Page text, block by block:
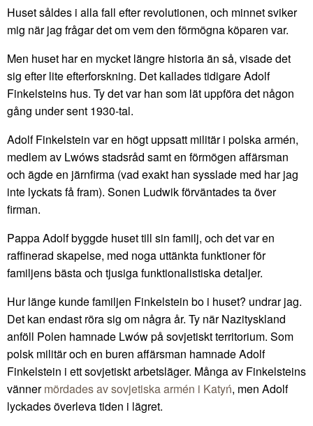
Huset såldes i alla fall efter revolutionen, och minnet sviker
mig när jag frågar det om vem den förmögna köparen var.
Men huset har en mycket längre historia än så, visade det
sig efter lite efterforskning. Det kallades tidigare Adolf
Finkelsteins hus. Ty det var han som lät uppföra det någon
gång under sent 1930-tal.
Adolf Finkelstein var en högt uppsatt militär i polska armén,
medlem av Lwóws stadsråd samt en förmögen affärsman
och ägde en järnfirma (vad exakt han sysslade med har jag
inte lyckats få fram). Sonen Ludwik förväntades ta över
firman.
Pappa Adolf byggde huset till sin familj, och det var en
raffinerad skapelse, med noga uttänkta funktioner för
familjens bästa och tjusiga funktionalistiska detaljer.
Hur länge kunde familjen Finkelstein bo i huset? undrar jag.
Det kan endast röra sig om några år. Ty när Nazityskland
anföll Polen hamnade Lwów på sovjetiskt territorium. Som
polsk militär och en buren affärsman hamnade Adolf
Finkelstein i ett sovjetiskt arbetsläger. Många av Finkelsteins
vännermördades av sovjetiska armén i Katyń, men Adolf
lyckades överleva tiden i lägret.